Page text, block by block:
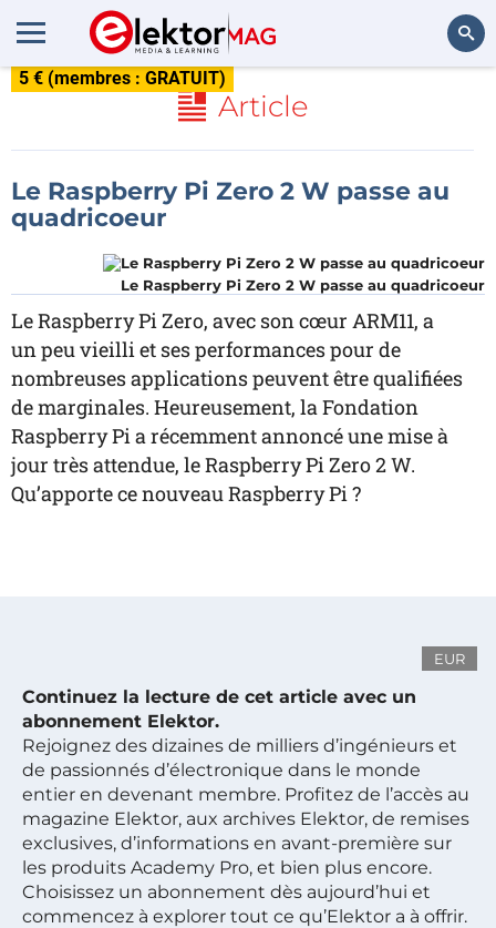
5 € (membres : GRATUIT)
Article
Le Raspberry Pi Zero 2 W passe au
quadricoeur
Le Raspberry Pi Zero 2 W passe au quadricoeur
Le Raspberry Pi Zero, avec son cœur ARM11, a
un peu vieilli et ses performances pour de
nombreuses applications peuvent être qualifiées
de marginales. Heureusement, la Fondation
Raspberry Pi a récemment annoncé une mise à
jour très attendue, le Raspberry Pi Zero 2 W.
Qu’apporte ce nouveau Raspberry Pi ?
EUR
Continuez la lecture de cet article avec un
abonnement Elektor.
Rejoignez des dizaines de milliers d’ingénieurs et
de passionnés d’électronique dans le monde
entier en devenant membre. Profitez de l’accès au
magazine Elektor, aux archives Elektor, de remises
exclusives, d’informations en avant-première sur
les produits Academy Pro, et bien plus encore.
Choisissez un abonnement dès aujourd’hui et
commencez à explorer tout ce qu’Elektor a à offrir.